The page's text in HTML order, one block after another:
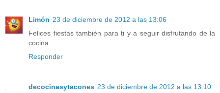
Limón 23 de diciembre de 2012 a las 13:06
Felices fiestas también para ti y a seguir disfrutando de la
cocina.
Responder
decocinasytacones 23 de diciembre de 2012 a las 13:10